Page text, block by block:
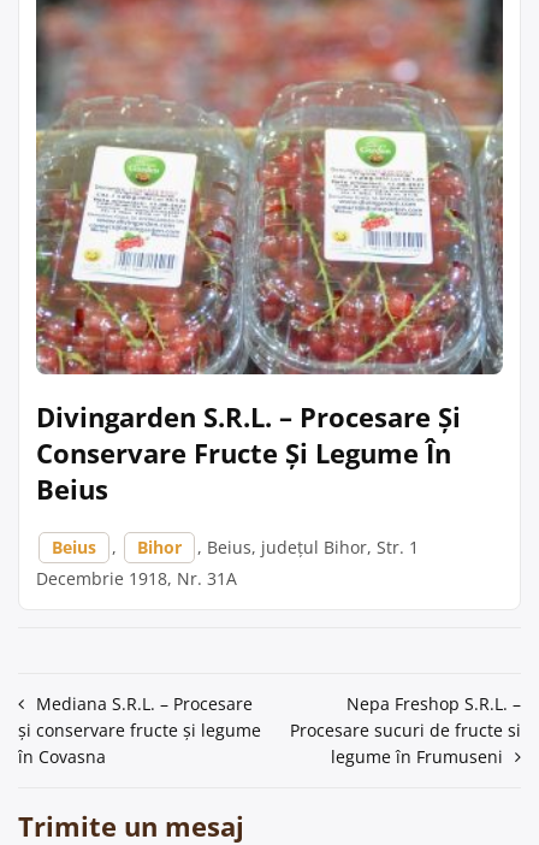
Divingarden S.R.L. – Procesare Și
Conservare Fructe Și Legume În
Beius
Beius , Bihor
, Beius, județul Bihor, Str. 1
Decembrie 1918, Nr. 31A
Navigare
în
Mediana S.R.L. – Procesare
și conservare fructe și legume
în Covasna
Nepa Freshop S.R.L. –
Procesare sucuri de fructe si
legume în Frumuseni
Trimite un mesaj